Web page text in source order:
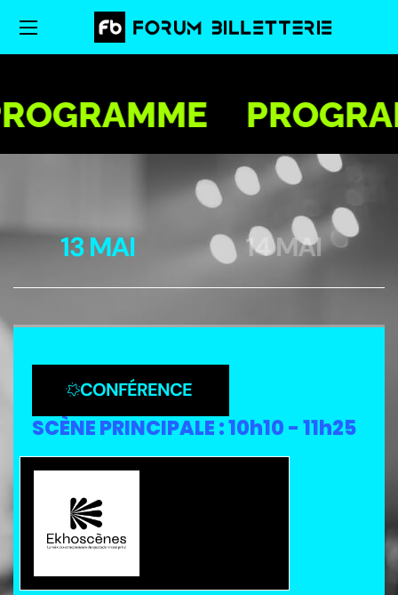
13 MAI 14 MAI
CONFÉRENCE
SCÈNE PRINCIPALE : 10h10 - 11h25
Débat sponsorisé par